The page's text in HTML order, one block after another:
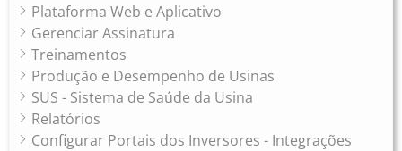
Plataforma Web e Aplicativo
Gerenciar Assinatura
Treinamentos
Produção e Desempenho de Usinas
SUS - Sistema de Saúde da Usina
Relatórios
Configurar Portais dos Inversores - Integrações